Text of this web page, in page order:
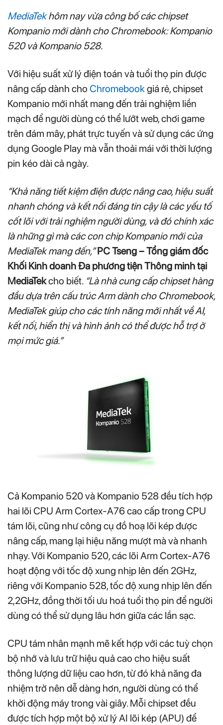
MediaTekhôm nay vừa công bố các chipset
Kompanio mới dành cho Chromebook: Kompanio
520 và Kompanio 528.
Với hiệu suất xử lý điện toán và tuổi thọ pin được
nâng cấp dành cho Chromebookgiá rẻ, chipset
Kompanio mới nhất mang đến trải nghiệm liền
mạch để người dùng có thể lướt web, chơi game
trên đám mây, phát trực tuyến và sử dụng các ứng
dụng Google Play mà vẫn thoải mái với thời lượng
pin kéo dài cả ngày.
“Khả năng tiết kiệm điện được nâng cao, hiệu suất
nhanh chóng và kết nối đáng tin cậy là các yếu tố
cốt lõi với trải nghiệm người dùng, và đó chính xác
là những gì mà các con chip Kompanio mới của
MediaTek mang đến,”PC Tseng – Tổng giám đốc
Khối Kinh doanh Đa phương tiện Thông minh tại
MediaTekcho biết. “Là nhà cung cấp chipset hàng
đầu dựa trên cấu trúc Arm dành cho Chromebook,
MediaTek giúp cho các tính năng mới nhất về AI,
kết nối, hiển thị và hình ảnh có thể được hỗ trợ ở
mọi mức giá.”
Cả Kompanio 520 và Kompanio 528 đều tích hợp
hai lõi CPU Arm Cortex-A76 cao cấp trong CPU
tám lõi, cũng như công cụ đồ hoạ lõi kép được
nâng cấp, mang lại hiệu năng mượt mà và nhanh
nhạy. Với Kompanio 520, các lõi Arm Cortex-A76
hoạt động với tốc độ xung nhịp lên đến 2GHz,
riêng với Kompanio 528, tốc độ xung nhịp lên đến
2,2GHz, đồng thời tối ưu hoá tuổi thọ pin để người
dùng có thể sử dụng lâu hơn giữa các lần sạc.
CPU tám nhân mạnh mẽ kết hợp với các tuỳ chọn
bộ nhớ và lưu trữ hiệu quả cao cho hiệu suất
thông lượng dữ liệu cao hơn, từ đó khả năng đa
nhiệm trở nên dễ dàng hơn, người dùng có thể
khởi động máy trong vài giây. Mỗi chipset đều
được tích hợp một bộ xử lý AI lõi kép (APU) để